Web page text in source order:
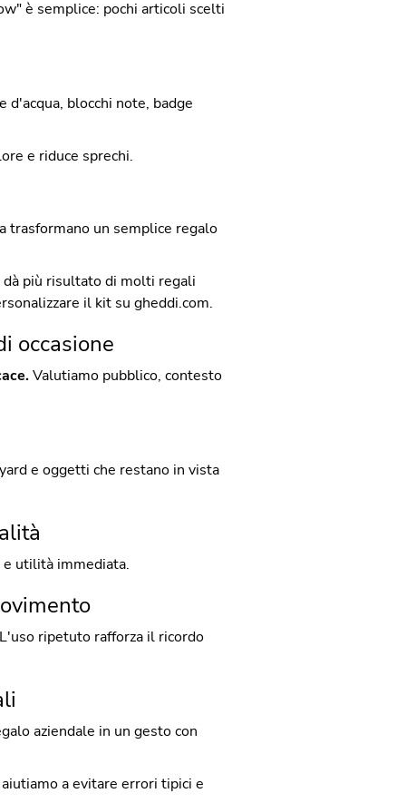
è semplice: pochi articoli scelti
blocchi note, badge
e riduce sprechi.
trasformano un semplice regalo
più risultato di molti regali
il kit su gheddi.com.
occasione
Valutiamo pubblico, contesto
e oggetti che restano in vista
utilità immediata.
ripetuto rafforza il ricordo
aziendale in un gesto con
a evitare errori tipici e